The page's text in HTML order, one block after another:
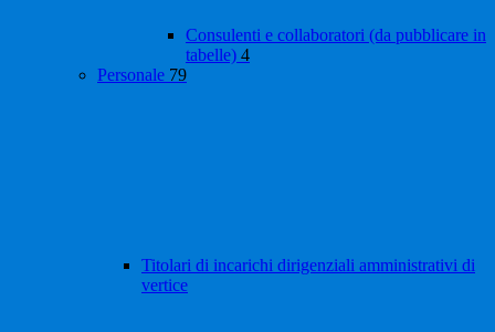
Consulenti e collaboratori (da pubblicare in
tabelle) 4
Personale 79
Titolari di incarichi dirigenziali amministrativi di
vertice